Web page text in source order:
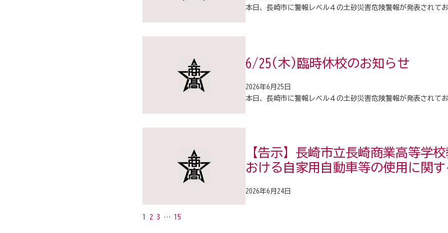
本日、長崎市に警報レベル４の土砂災害危険警報が発表されて
6/25(木)臨時休校のお知らせ
2026年6月25日
本日、長崎市に警報レベル４の土砂災害危険警報が発表されて
【告示】長崎市立長崎商業高等学
おける自家用自動車等の使用に関す
2026年6月24日
1 2 3 … 15